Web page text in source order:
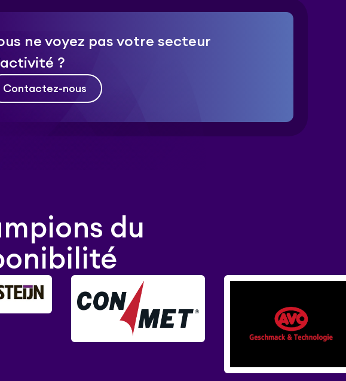
ne voyez pas votre secteur
?
Contactez-nous
du